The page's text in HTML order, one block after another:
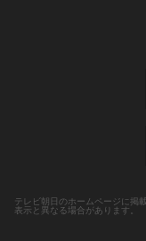
テレビ朝日のホームページに掲
表示と異なる場合があります。